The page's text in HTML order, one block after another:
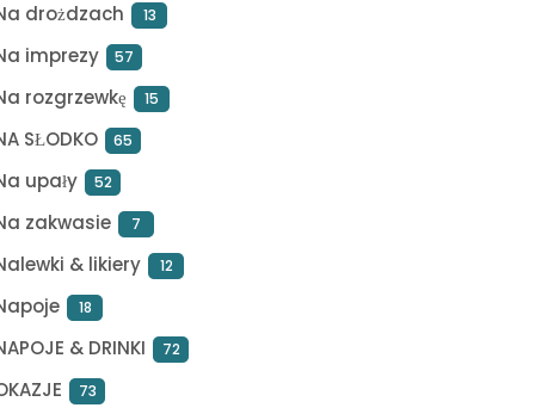
drożdzach 13
imprezy 57
rozgrzewkę 15
SŁODKO 65
upały 52
zakwasie 7
& likiery 12
18
& DRINKI 72
73